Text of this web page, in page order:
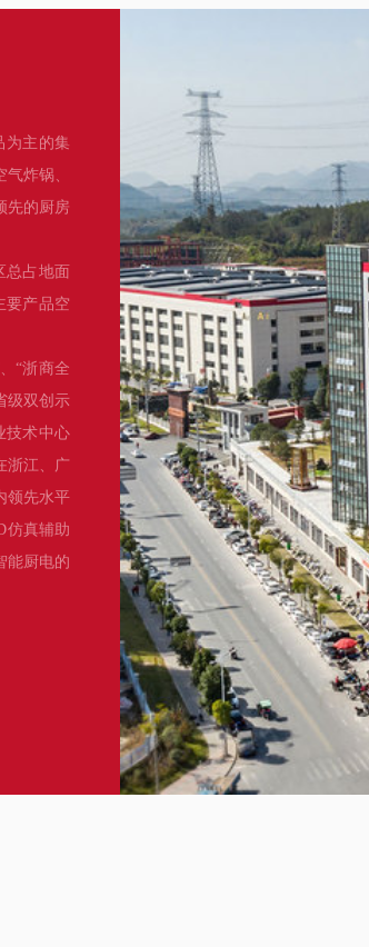
为主的集
炸锅、
先的厨房
总占地面
要产品空
“浙商全
级双创示
技术中心
浙江、广
领先水平
仿真辅助
能厨电的